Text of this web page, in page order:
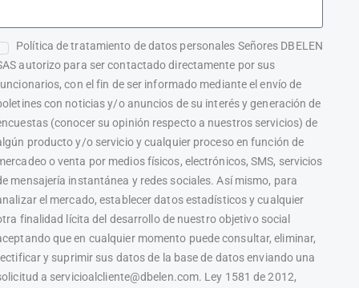
Política de tratamiento de datos personales Señores DBELEN
autorizo para ser contactado directamente por sus
con el fin de ser informado mediante el envío de
con noticias y/o anuncios de su interés y generación de
(conocer su opinión respecto a nuestros servicios) de
producto y/o servicio y cualquier proceso en función de
o venta por medios físicos, electrónicos, SMS, servicios
mensajería instantánea y redes sociales. Así mismo, para
el mercado, establecer datos estadísticos y cualquier
finalidad lícita del desarrollo de nuestro objetivo social
que en cualquier momento puede consultar, eliminar,
y suprimir sus datos de la base de datos enviando una
a servicioalcliente@dbelen.com. Ley 1581 de 2012,